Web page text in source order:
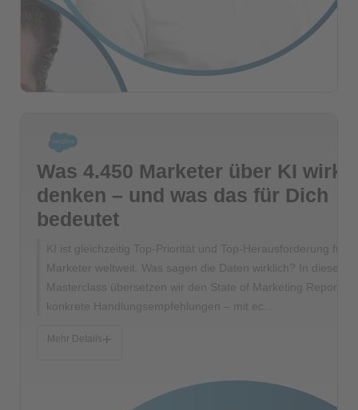
SENIOR VALUE CONSULTANT
Was 4.450 Marketer über KI
denken – und was das für Dich
bedeutet
KI ist gleichzeitig Top-Priorität und Top-Herausforderung für
Marketer weltweit. Was sagen die Daten wirklich? In dieser
Masterclass übersetzen wir den State of Marketing Report in
konkrete Handlungsempfehlungen – mit ec...
Mehr Details +